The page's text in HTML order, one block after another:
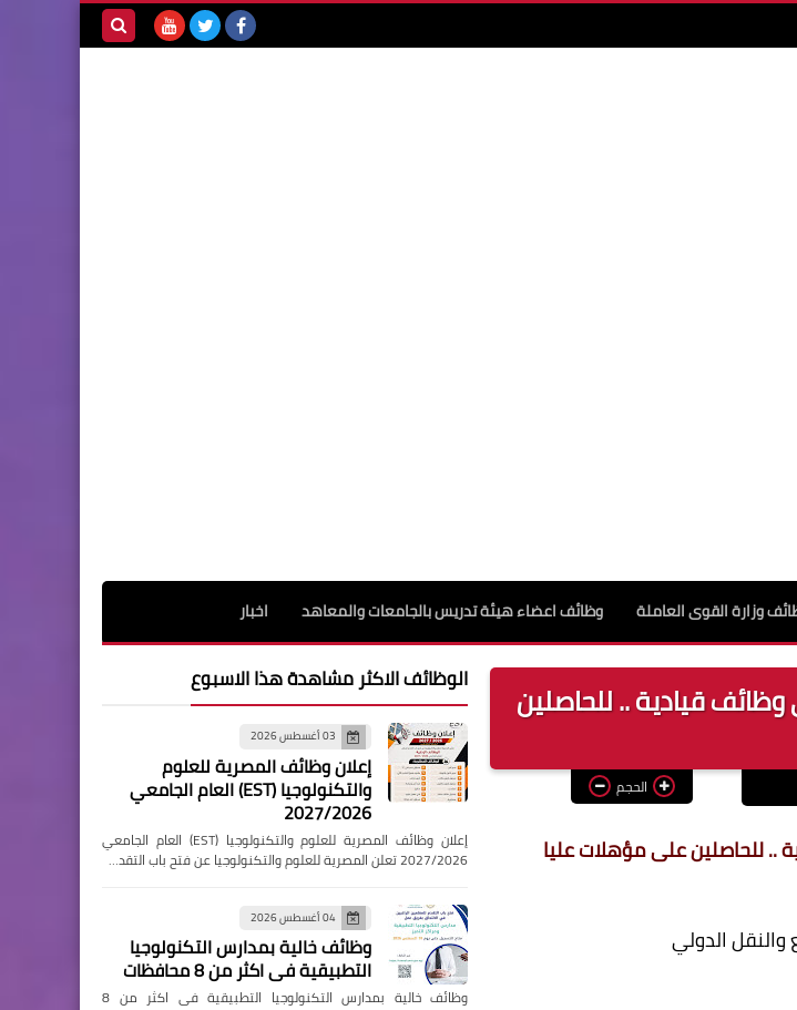
وزارة القوى العاملة وظائف اعضاء هيئة تدريس بالجامعات والمعاهد اخبار
قيادية .. للحاصلين
الحجم
.. للحاصلين على مؤهلات عليا
والنقل الدولي
الوظائف الاكثر مشاهدة هذا الاسبوع
03 أغسطس 2026
إعلان وظائف المصرية للعلوم
والتكنولوجيا (EST) العام الجامعي
2027/2026
إعلان وظائف المصرية للعلوم والتكنولوجيا (EST) العام الجامعي
2027/2026 تعلن المصرية للعلوم والتكنولوجيا عن فتح باب التقد…
04 أغسطس 2026
وظائف خالية بمدارس التكنولوجيا
التطبيقية فى اكثر من 8 محافظات
وظائف خالية بمدارس التكنولوجيا التطبيقية فى اكثر من 8